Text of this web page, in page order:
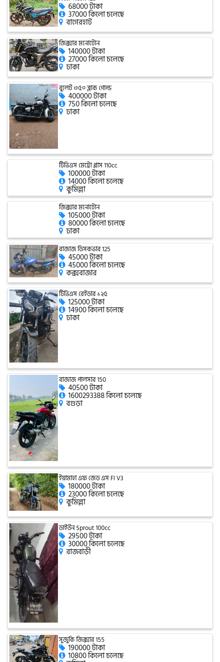
গ্রীন টাইগার (Green Tiger)
বীটল বোল্ট (Beetle Bolt)
বেনেলি (Benelli)
বেনেট (Bennett)
বিএমডাব্লিউ (BMW)
রয়েল এনফিল্ড (Royal Enfield)
এফকেএম (FKM)
হারলি ডেভিডসন
রিগাল র‍্যাপটার (Regal Raptor)
অ্যাটলাস জংশেন
পিএইচপি (PHP)
জিপিএক্স (GPX)
টারো
স্পীডার (Speeder)
এমা (Emma)
SINSKI
জিংফু
জোনটেস
68000 টাকা
37000 কিলো চলেছে
বাগেরহাট
জিক্সার মনোটোন
140000 টাকা
27000 কিলো চলেছে
ঢাকা
বুলেট ৩৫০ ব্লাক গোল্ড
400000 টাকা
750 কিলো চলেছে
ঢাকা
টিভিএস মেট্রো প্লাস 110cc
100000 টাকা
14000 কিলো চলেছে
কুমিল্লা
জিক্সার মনোটোন
105000 টাকা
80000 কিলো চলেছে
ঢাকা
বাজাজ ডিসকভার 125
45000 টাকা
45000 কিলো চলেছে
কক্সবাজার
টিভিএস রেইডার ১২৫
125000 টাকা
14900 কিলো চলেছে
ঢাকা
বাজাজ পালসার 150
40500 টাকা
1600293388 কিলো চলেছে
বগুড়া
ইয়ামাহা এফ জেড এস FI V3
180000 টাকা
23000 কিলো চলেছে
কুমিল্লা
ডাইউন Sprout 100cc
29500 টাকা
30000 কিলো চলেছে
রাজবাড়ী
সুজুকি জিক্সার 155
190000 টাকা
10800 কিলো চলেছে